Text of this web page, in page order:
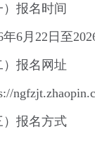
）报名时间
年6月22日至
）报名网址
）报名方式